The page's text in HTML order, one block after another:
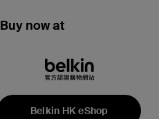
Buy now at
Belkin HK eShop